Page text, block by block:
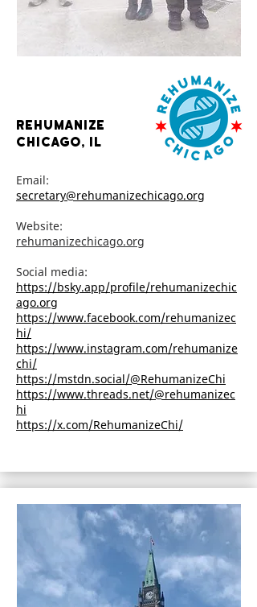
rehumanize
Chicago, il
Email:
secretary@rehumanizechicago.org
Website:
rehumanizechicago.org
Social media:
https://bsky.app/profile/rehumanizechic
ago.org
https://www.facebook.com/rehumanizec
hi/
https://www.instagram.com/rehumanize
chi/
https://mstdn.social/@RehumanizeChi
https://www.threads.net/@rehumanizec
hi
https://x.com/RehumanizeChi/